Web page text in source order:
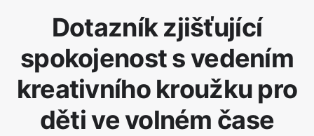
Dotazník zjišťující
spokojenost s vedením
kreativního kroužku pro
děti ve volném čase